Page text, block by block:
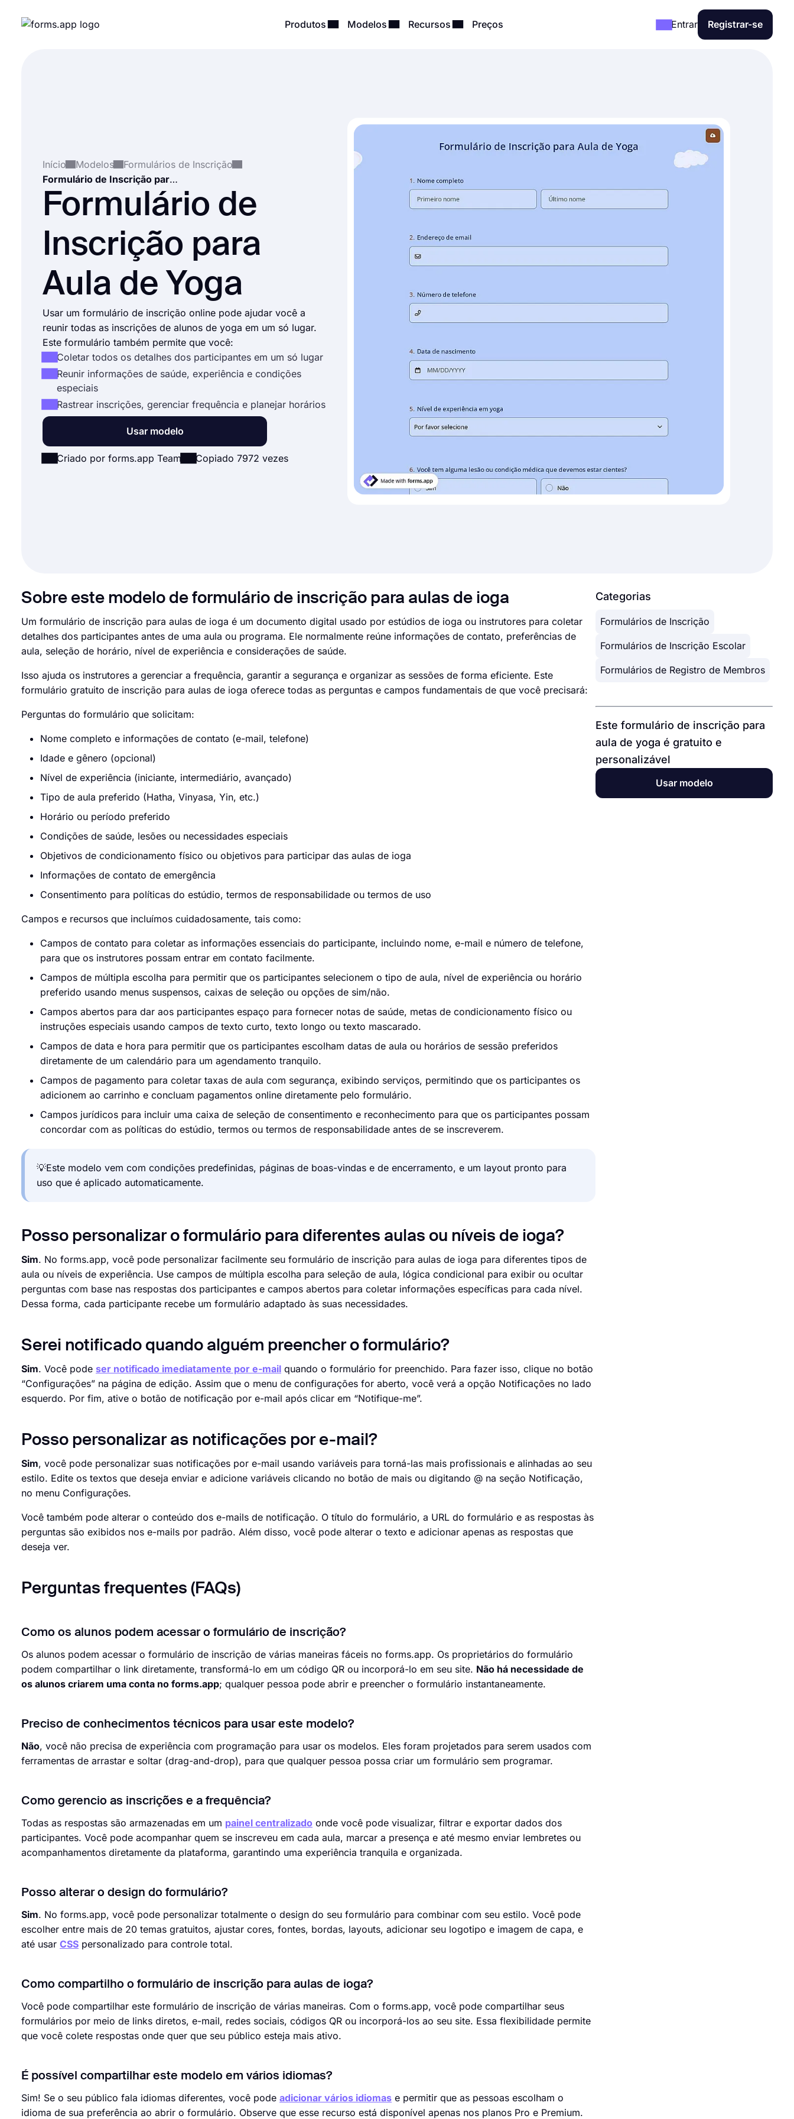
Produtos Modelos Recursos Preços Entrar Registrar-se
Início Modelos
Formulários de Inscrição
Formulário de Inscrição para Aula de Yoga
Formulário de
Inscrição para
Aula de Yoga
Usar um formulário de inscrição online pode ajudar você a
reunir todas as inscrições de alunos de yoga em um só lugar.
Este formulário também permite que você:
Coletar todos os detalhes dos participantes em um só lugar
Reunir informações de saúde, experiência e condições
especiais
Rastrear inscrições, gerenciar frequência e planejar horários
Usar modelo
Criado por forms.app Team Copiado 7972 vezes
Sobre este modelo de formulário de inscrição para aulas de ioga
Um formulário de inscrição para aulas de ioga é um documento digital usado por estúdios de ioga ou instrutores para coletar
detalhes dos participantes antes de uma aula ou programa. Ele normalmente reúne informações de contato, preferências de
aula, seleção de horário, nível de experiência e considerações de saúde.
Isso ajuda os instrutores a gerenciar a frequência, garantir a segurança e organizar as sessões de forma eficiente. Este
formulário gratuito de inscrição para aulas de ioga oferece todas as perguntas e campos fundamentais de que você precisará:
Perguntas do formulário que solicitam:
Nome completo e informações de contato (e-mail, telefone)
Idade e gênero (opcional)
Nível de experiência (iniciante, intermediário, avançado)
Tipo de aula preferido (Hatha, Vinyasa, Yin, etc.)
Horário ou período preferido
Condições de saúde, lesões ou necessidades especiais
Objetivos de condicionamento físico ou objetivos para participar das aulas de ioga
Informações de contato de emergência
Consentimento para políticas do estúdio, termos de responsabilidade ou termos de uso
Campos e recursos que incluímos cuidadosamente, tais como:
Campos de contato para coletar as informações essenciais do participante, incluindo nome, e-mail e número de telefone,
para que os instrutores possam entrar em contato facilmente.
Campos de múltipla escolha para permitir que os participantes selecionem o tipo de aula, nível de experiência ou horário
preferido usando menus suspensos, caixas de seleção ou opções de sim/não.
Campos abertos para dar aos participantes espaço para fornecer notas de saúde, metas de condicionamento físico ou
instruções especiais usando campos de texto curto, texto longo ou texto mascarado.
Campos de data e hora para permitir que os participantes escolham datas de aula ou horários de sessão preferidos
diretamente de um calendário para um agendamento tranquilo.
Campos de pagamento para coletar taxas de aula com segurança, exibindo serviços, permitindo que os participantes os
adicionem ao carrinho e concluam pagamentos online diretamente pelo formulário.
Campos jurídicos para incluir uma caixa de seleção de consentimento e reconhecimento para que os participantes possam
concordar com as políticas do estúdio, termos ou termos de responsabilidade antes de se inscreverem.
💡Este modelo vem com condições predefinidas, páginas de boas-vindas e de encerramento, e um layout pronto para
uso que é aplicado automaticamente.
Posso personalizar o formulário para diferentes aulas ou níveis de ioga?
Sim. No forms.app, você pode personalizar facilmente seu formulário de inscrição para aulas de ioga para diferentes tipos de
aula ou níveis de experiência. Use campos de múltipla escolha para seleção de aula, lógica condicional para exibir ou ocultar
perguntas com base nas respostas dos participantes e campos abertos para coletar informações específicas para cada nível.
Dessa forma, cada participante recebe um formulário adaptado às suas necessidades.
Serei notificado quando alguém preencher o formulário?
Sim. Você pode ser notificado imediatamente por e-mail quando o formulário for preenchido. Para fazer isso, clique no botão
“Configurações” na página de edição. Assim que o menu de configurações for aberto, você verá a opção Notificações no lado
esquerdo. Por fim, ative o botão de notificação por e-mail após clicar em “Notifique-me”.
Posso personalizar as notificações por e-mail?
Sim, você pode personalizar suas notificações por e-mail usando variáveis para torná-las mais profissionais e alinhadas ao seu
estilo. Edite os textos que deseja enviar e adicione variáveis clicando no botão de mais ou digitando @ na seção Notificação,
no menu Configurações.
Você também pode alterar o conteúdo dos e-mails de notificação. O título do formulário, a URL do formulário e as respostas às
perguntas são exibidos nos e-mails por padrão. Além disso, você pode alterar o texto e adicionar apenas as respostas que
deseja ver.
Perguntas frequentes (FAQs)
Como os alunos podem acessar o formulário de inscrição?
Os alunos podem acessar o formulário de inscrição de várias maneiras fáceis no forms.app. Os proprietários do formulário
podem compartilhar o link diretamente, transformá-lo em um código QR ou incorporá-lo em seu site. Não há necessidade de
os alunos criarem uma conta no forms.app; qualquer pessoa pode abrir e preencher o formulário instantaneamente.
Preciso de conhecimentos técnicos para usar este modelo?
Não, você não precisa de experiência com programação para usar os modelos. Eles foram projetados para serem usados com
ferramentas de arrastar e soltar (drag-and-drop), para que qualquer pessoa possa criar um formulário sem programar.
Como gerencio as inscrições e a frequência?
Todas as respostas são armazenadas em um painel centralizado onde você pode visualizar, filtrar e exportar dados dos
participantes. Você pode acompanhar quem se inscreveu em cada aula, marcar a presença e até mesmo enviar lembretes ou
acompanhamentos diretamente da plataforma, garantindo uma experiência tranquila e organizada.
Posso alterar o design do formulário?
Sim. No forms.app, você pode personalizar totalmente o design do seu formulário para combinar com seu estilo. Você pode
escolher entre mais de 20 temas gratuitos, ajustar cores, fontes, bordas, layouts, adicionar seu logotipo e imagem de capa, e
até usar CSS personalizado para controle total.
Como compartilho o formulário de inscrição para aulas de ioga?
Você pode compartilhar este formulário de inscrição de várias maneiras. Com o forms.app, você pode compartilhar seus
formulários por meio de links diretos, e-mail, redes sociais, códigos QR ou incorporá-los ao seu site. Essa flexibilidade permite
que você colete respostas onde quer que seu público esteja mais ativo.
É possível compartilhar este modelo em vários idiomas?
Sim! Se o seu público fala idiomas diferentes, você pode adicionar vários idiomas e permitir que as pessoas escolham o
idioma de sua preferência ao abrir o formulário. Observe que esse recurso está disponível apenas nos planos Pro e Premium.
Categorias
Formulários de Inscrição
Formulários de Inscrição Escolar
Formulários de Registro de Membros
Este formulário de inscrição para
aula de yoga é gratuito e
personalizável
Usar modelo